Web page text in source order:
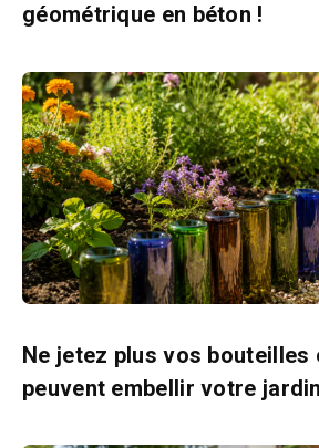
géométrique en béton !
Ne jetez plus vos bouteilles
peuvent embellir votre jardin